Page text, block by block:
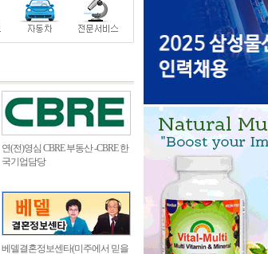
연(전)영심 CBRE 부동산 -CBRE 한
국기업담당
베델결혼정보센타(미주에서 믿을